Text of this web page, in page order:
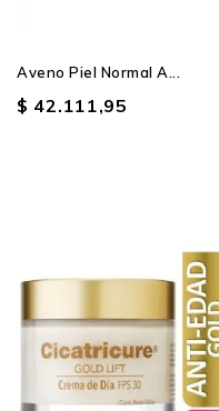
Aveno Piel Normal A...
$ 42.111,95